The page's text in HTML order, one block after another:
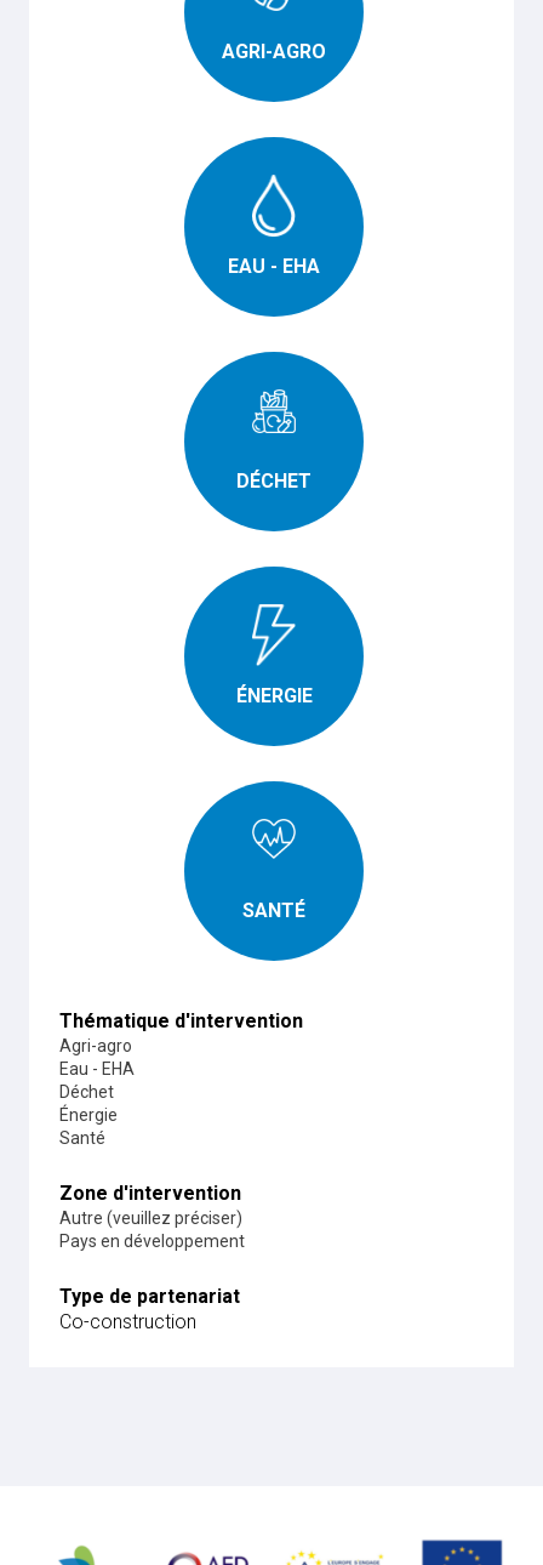
AGRI-AGRO
EAU - EHA
DÉCHET
ÉNERGIE
SANTÉ
Thématique d'intervention
Agri-agro
Eau - EHA
Déchet
Énergie
Santé
Zone d'intervention
Autre (veuillez préciser)
Pays en développement
Type de partenariat
Co-construction